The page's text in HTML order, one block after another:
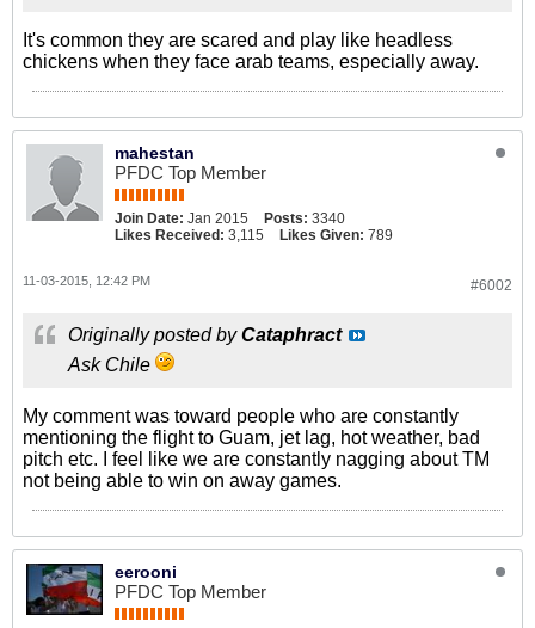
It's common they are scared and play like headless
chickens when they face arab teams, especially away.
mahestan
PFDC Top Member
Join Date: Jan 2015 Posts: 3340
Likes Received: 3,115 Likes Given: 789
#6002
11-03-2015, 12:42 PM
Originally posted byCataphract
Ask Chile
My comment was toward people who are constantly
mentioning the flight to Guam, jet lag, hot weather, bad
pitch etc. I feel like we are constantly nagging about TM
not being able to win on away games.
eerooni
PFDC Top Member